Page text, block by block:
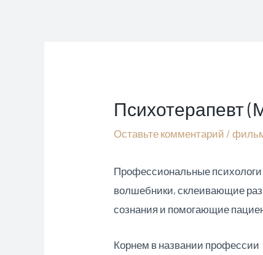
Психотерапевт
Оставьте комментарий /
Профессиональные психологи
волшебники, склеивающие
сознания и помогающие
Корнем в названии профессии